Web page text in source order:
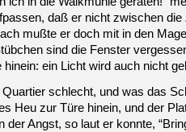
daß er nicht zwischen die
mußte er doch mit in den
sind die Fenster
ein Licht wird auch nicht
schlecht, und was das
Heu zur Türe hinein, und der
der Angst, so laut er konnte,